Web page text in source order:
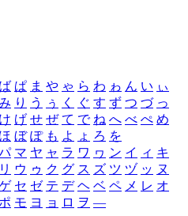
ば ぱ ま や ゃ ら わ ゎ ん い ぃ
り う ぅ く ぐ す ず つ づ っ
け げ せ ぜ て で ね へ べ ぺ め
ほ ぼ ぽ も よ ょ ろ を
マ ヤ ャ ラ ワ ヮ ン イ ィ キ
リ ウ ゥ ク グ ス ズ ツ ヅ ッ ヌ
セ ゼ テ デ ヘ ベ ペ メ レ オ
モ ヨ ョ ロ ヲ ―